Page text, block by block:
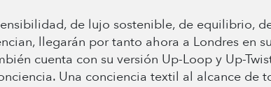
de lujo sostenible, de equilibrio,
llegarán por tanto ahora a Londres en
cuenta con su versión Up-Loop y Up-
Una conciencia textil al alcance de